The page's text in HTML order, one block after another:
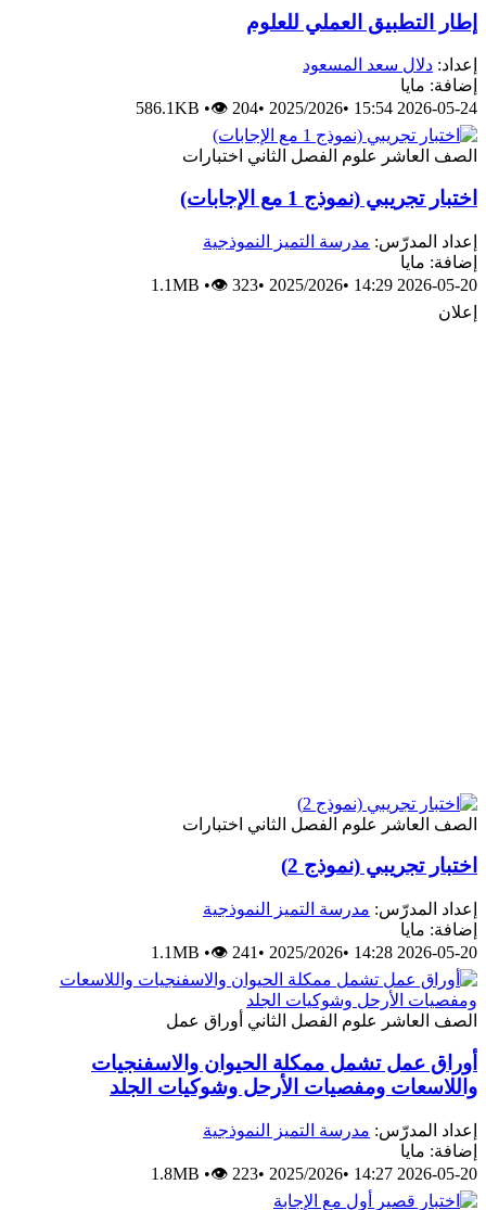
إطار التطبيق العملي للعلوم
إعداد: دلال سعد المسعود
إضافة: مايا
2026-05-24 15:54
•
2025/2026
•
586.1KB •👁 204
الصف العاشر علوم الفصل الثاني اختبارات
اختبار تجريبي (نموذج 1 مع الإجابات)
إعداد المدرّس: مدرسة التميز النموذجية
إضافة: مايا
2026-05-20 14:29
•
2025/2026
•
1.1MB •👁 323
إعلان
الصف العاشر علوم الفصل الثاني اختبارات
اختبار تجريبي (نموذج 2)
إعداد المدرّس: مدرسة التميز النموذجية
إضافة: مايا
2026-05-20 14:28
•
2025/2026
•
1.1MB •👁 241
الصف العاشر علوم الفصل الثاني أوراق عمل
أوراق عمل تشمل ممكلة الحيوان والاسفنجيات
واللاسعات ومفصيات الأرحل وشوكيات الجلد
إعداد المدرّس: مدرسة التميز النموذجية
إضافة: مايا
2026-05-20 14:27
•
2025/2026
•
1.8MB •👁 223